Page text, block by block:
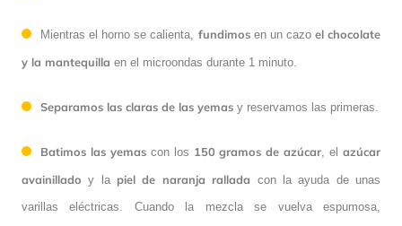
Mientras el horno se calienta, fundimos en un cazo el chocolate
y la mantequilla en el microondas durante 1 minuto.
Separamos las claras de las yemas y reservamos las primeras.
Batimos las yemascon los 150 gramos de azúcar, elazúcar
avainillado y la piel de naranja rallada con la ayuda de unas
varillas eléctricas. Cuando la mezcla se vuelva espumosa,